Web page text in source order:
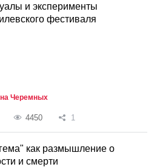
и эксперименты
фестиваля
Черемных
4450 1
как размышление о
и смерти